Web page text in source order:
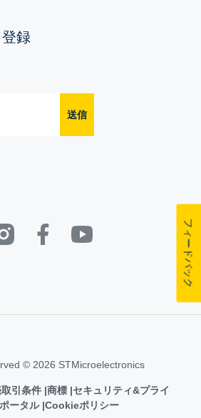
録
送信
© 2026 STMicroelectronics
取引条件 商標 セキュリティ&プライ
ータル Cookieポリシー
フィードバック